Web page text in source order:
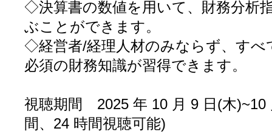
◇決算書の数値を用いて、財務分析
ぶことができます。
◇経営者/経理人材のみならず、す
必須の財務知識が習得できます。
視聴期間 2025 年 10 月 9 日(木)~10
間、24 時間視聴可能)